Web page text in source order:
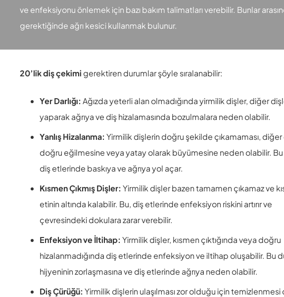
ve enfeksiyonu önlemek için bazı bakım talimatları verebilir. Bunlar
gerektiğinde ağrı kesici kullanmak bulunur.
20’lik diş çekimi gerektiren durumlar şöyle sıralanabilir:
Yer Darlığı: Ağızda yeterli alan olmadığında yirmilik dişler, diğer
yaparak ağrıya ve diş hizalamasında bozulmalara neden olabilir.
Yanlış Hizalanma: Yirmilik dişlerin doğru şekilde çıkamaması,
doğru eğilmesine veya yatay olarak büyümesine neden olabilir.
diş etlerinde baskıya ve ağrıya yol açar.
Kısmen Çıkmış Dişler: Yirmilik dişler bazen tamamen çıkamaz ve
etinin altında kalabilir. Bu, diş etlerinde enfeksiyon riskini artırır ve
çevresindeki dokulara zarar verebilir.
Enfeksiyon ve İltihap: Yirmilik dişler, kısmen çıktığında veya doğru
hizalanmadığında diş etlerinde enfeksiyon ve iltihap oluşabilir. Bu
hijyeninin zorlaşmasına ve diş etlerinde ağrıya neden olabilir.
Diş Çürüğü: Yirmilik dişlerin ulaşılması zor olduğu için temizlenmesi